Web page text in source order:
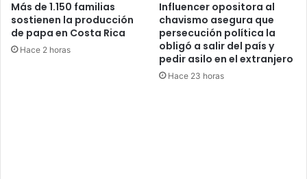
Más de 1.150 familias
sostienen la producción
de papa en Costa Rica
Hace 2 horas
Influencer opositora al
chavismo asegura que
persecución política la
obligó a salir del país y
pedir asilo en el extranjero
Hace 23 horas